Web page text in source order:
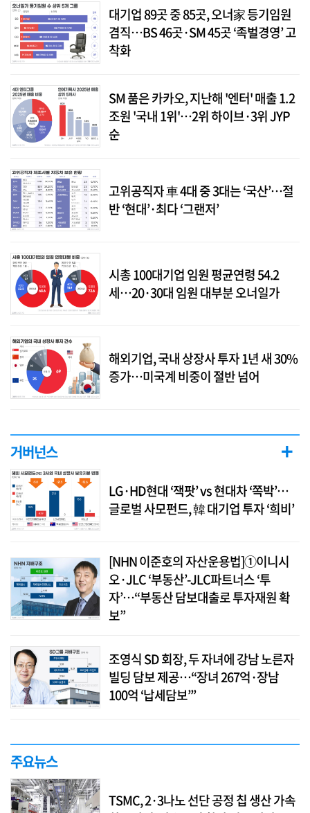
대기업 89곳 중 85곳, 오너家 등기임원
겸직…BS 46곳·SM 45곳 ‘족벌경영’ 고
착화
SM 품은 카카오, 지난해 '엔터' 매출 1.2
조원 '국내 1위'…2위 하이브·3위 JYP
순
고위공직자 車 4대 중 3대는 ‘국산’…절
반 ‘현대’·최다 ‘그랜저’
시총 100대기업 임원 평균연령 54.2
세…20·30대 임원 대부분 오너일가
해외기업, 국내 상장사 투자 1년 새 30%
증가…미국계 비중이 절반 넘어
거버넌스 +
LG·HD현대 ‘잭팟’ vs 현대차 ‘쪽박’…
글로벌 사모펀드, 韓 대기업 투자 ‘희비’
[NHN 이준호의 자산운용법]①이니시
오·JLC ‘부동산’-JLC파트너스 ‘투
자’…“부동산 담보대출로 투자재원 확
보”
조영식 SD 회장, 두 자녀에 강남 노른자
빌딩 담보 제공…“장녀 267억·장남
100억 ‘납세담보’”
주요뉴스
TSMC, 2·3나노 선단 공정 칩 생산 가속